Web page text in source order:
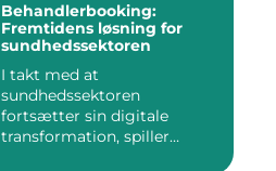
Behandlerbooking:
Fremtidens løsning for
sundhedssektoren
I takt med at
sundhedssektoren
fortsætter sin digitale
transformation, spiller